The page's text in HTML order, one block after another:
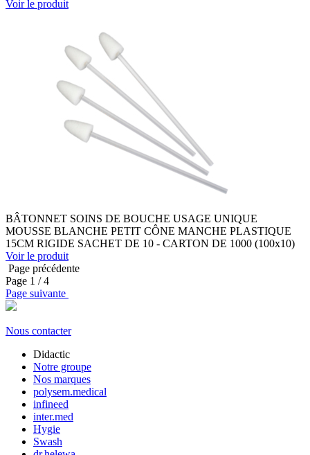
Voir le produit
BÂTONNET SOINS DE BOUCHE USAGE UNIQUE
MOUSSE BLANCHE PETIT CÔNE MANCHE PLASTIQUE
15CM RIGIDE SACHET DE 10 - CARTON DE 1000 (100x10)
Voir le produit
Page précédente
Page 1 / 4
Page suivante
Nous contacter
Didactic
Notre groupe
Nos marques
polysem.medical
infineed
inter.med
Hygie
Swash